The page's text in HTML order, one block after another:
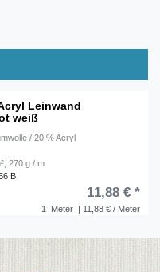
Leinwand
weiß
/ 20 % Acryl
270 g / m
B
1 Meter | 11,88 € / Meter
11,88 € *